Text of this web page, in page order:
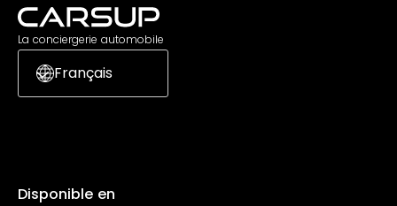
La conciergerie automobile
Français
Disponible en